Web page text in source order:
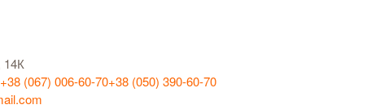
14К
+38 (067) 006-60-70+38 (050) 390-60-70